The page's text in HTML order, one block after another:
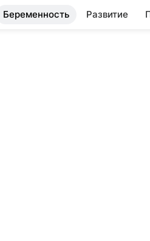
Беременность Развитие